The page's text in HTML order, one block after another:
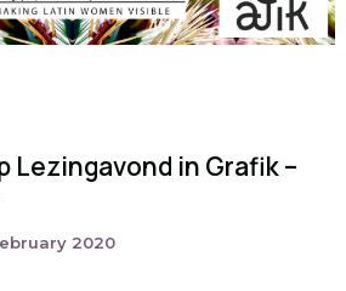
Lezingavond in Grafik –
2020